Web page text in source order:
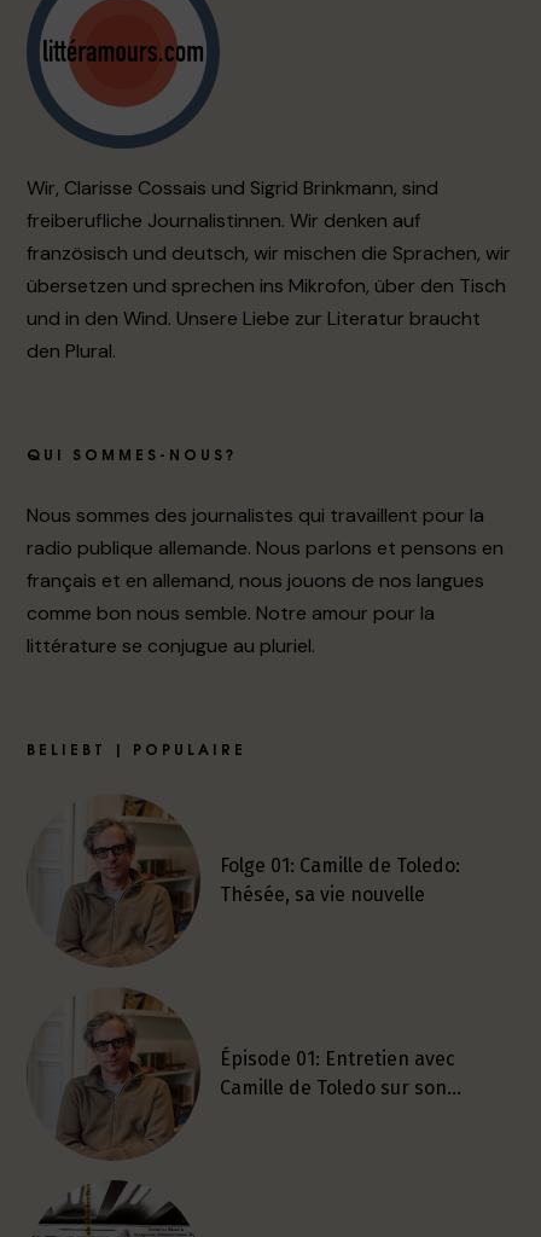
Wir, Clarisse Cossais und Sigrid Brinkmann, sind
freiberufliche Journalistinnen. Wir denken auf
französisch und deutsch, wir mischen die Sprachen, wir
übersetzen und sprechen ins Mikrofon, über den Tisch
und in den Wind. Unsere Liebe zur Literatur braucht
den Plural.
QUI SOMMES-NOUS?
Nous sommes des journalistes qui travaillent pour la
radio publique allemande. Nous parlons et pensons en
français et en allemand, nous jouons de nos langues
comme bon nous semble. Notre amour pour la
littérature se conjugue au pluriel.
BELIEBT | POPULAIRE
Folge 01: Camille de Toledo:
Thésée, sa vie nouvelle
Épisode 01: Entretien avec
Camille de Toledo sur son…